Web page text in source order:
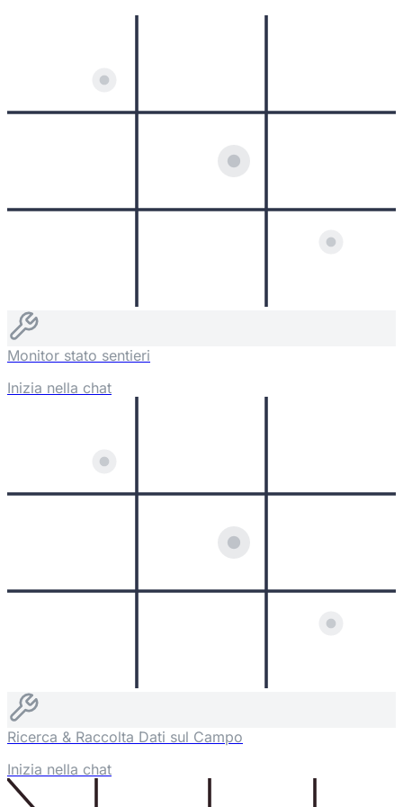
Monitor stato sentieri
Inizia nella chat
Ricerca & Raccolta Dati sul Campo
Inizia nella chat